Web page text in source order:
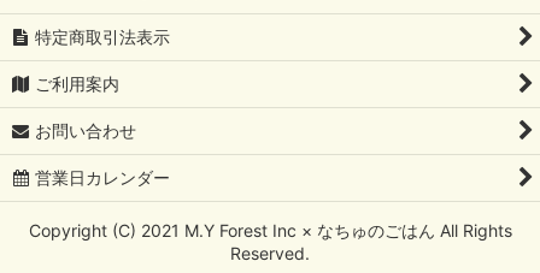
特定商取引法表示
ご利用案内
お問い合わせ
営業日カレンダー
Copyright (C) 2021 M.Y Forest Inc × なちゅのごはん All Rights
Reserved.